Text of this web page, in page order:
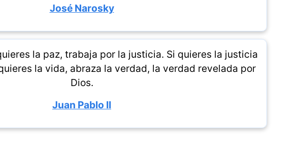
José Narosky
la paz, trabaja por la justicia. Si quieres la justicia
la vida, abraza la verdad, la verdad revelada por
Dios.
Juan Pablo II